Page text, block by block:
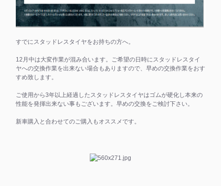
すでにスタッドレスタイヤをお持ちの方へ。
12月中は大変作業が混み合います。ご希望の日時にスタッドレスタイ
ヤへの交換作業を出来ない場合もありますので、早めの交換作業をおす
すめ致します。
ご使用から3年以上経過したスタッドレスタイヤはゴムが硬化し本来の
性能を発揮出来ない事もございます。早めの交換をご検討下さい。
新車購入と合わせてのご購入もオススメです。